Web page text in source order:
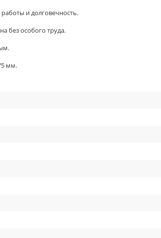
и долговечность.
без особого труда.
мм.